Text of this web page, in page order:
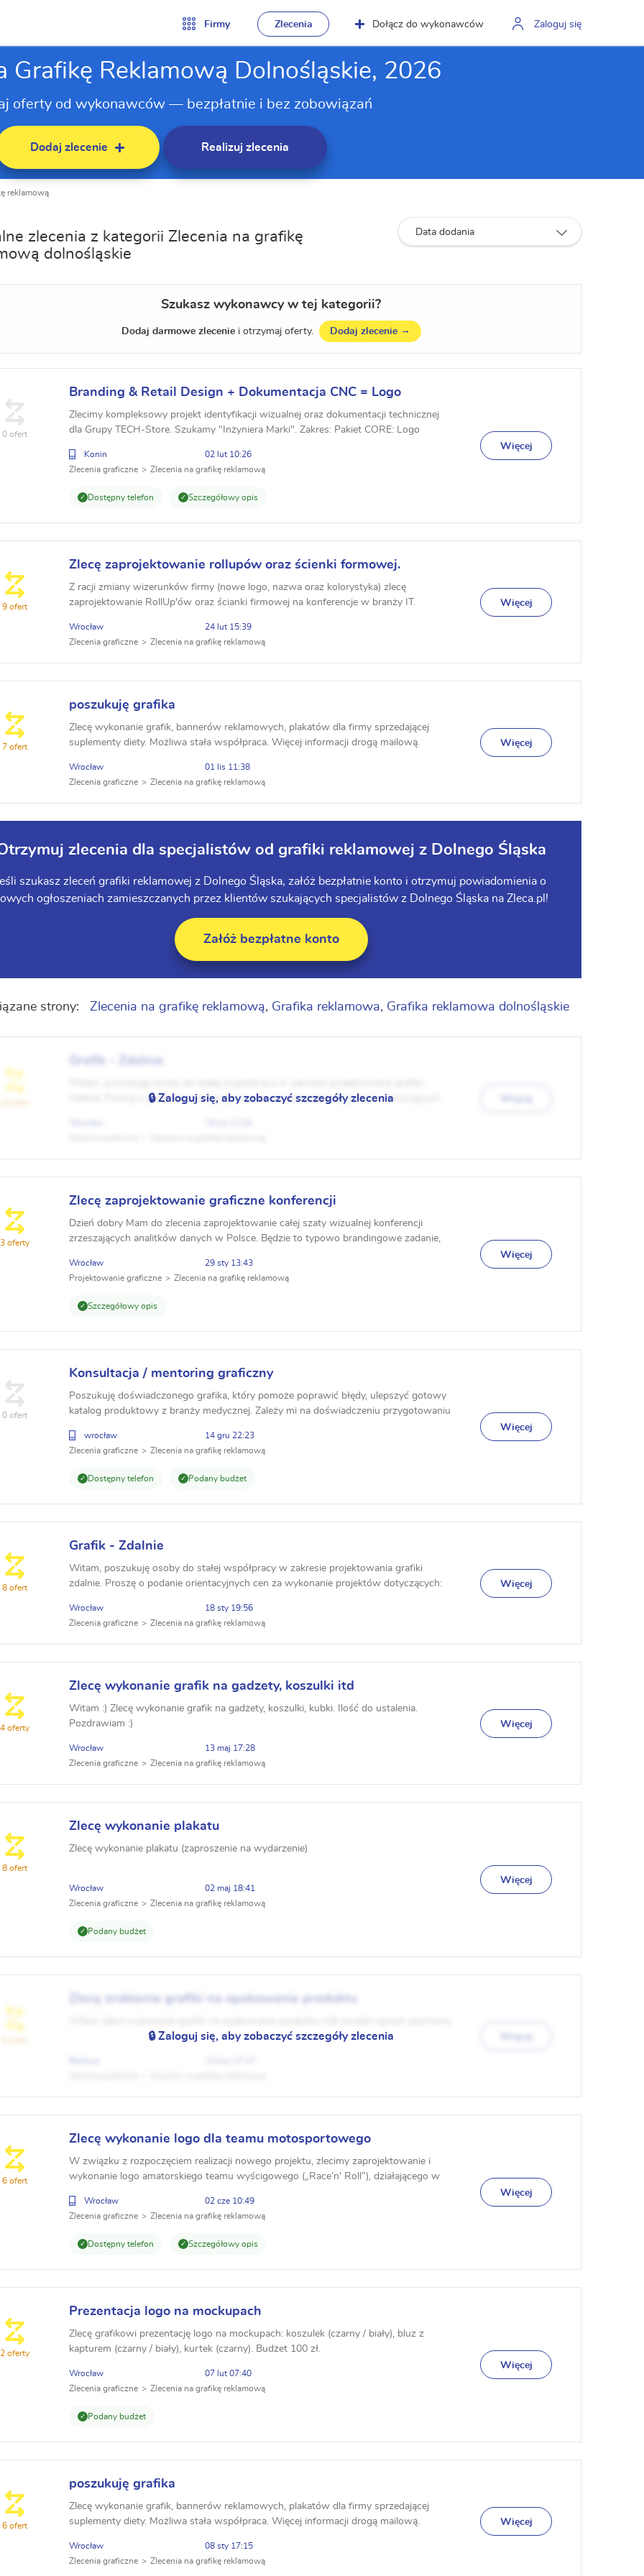
Firmy Zlecenia Dołącz do wykonawców Zaloguj się
Grafikę Reklamową Dolnośląskie, 2026
oferty od wykonawców — bezpłatnie i bez zobowiązań
Dodaj zlecenie Realizuj zlecenia
reklamową
Data dodania
zlecenia z kategorii Zlecenia na grafikę
dolnośląskie
Szukasz wykonawcy w tej kategorii?
Dodaj darmowe zleceniei otrzymaj oferty. Dodaj zlecenie →
Branding & Retail Design + Dokumentacja CNC = Logo
modułowe TECH-Store 4.0
Zlecimy kompleksowy projekt identyfikacji wizualnej oraz dokumentacji technicznej
dla Grupy TECH-Store. Szukamy "Inżyniera Marki". Zakres: Pakiet CORE: Logo
Konin
02 lut 10:26
Zlecenia graficzne
Zlecenia na grafikę reklamową
Dostępny telefon Szczegółowy opis
0 ofert
Więcej
Zlecę zaprojektowanie rollupów oraz ścienki formowej.
Z racji zmiany wizerunków firmy (nowe logo, nazwa oraz kolorystyka) zlecę
zaprojektowanie RollUp'ów oraz ścianki firmowej na konferencje w branży IT.
Wrocław
24 lut 15:39
Zlecenia graficzne
Zlecenia na grafikę reklamową
9 ofert Więcej
poszukuję grafika
Zlecę wykonanie grafik, bannerów reklamowych, plakatów dla firmy sprzedającej
suplementy diety. Możliwa stała współpraca. Więcej informacji drogą mailową.
Wrocław
01 lis 11:38
Zlecenia graficzne
Zlecenia na grafikę reklamową
7 ofert Więcej
zlecenia dla specjalistów od grafiki reklamowej z Dolnego Śląska
szukasz zleceń grafiki reklamowej z Dolnego Śląska, załóż bezpłatnie konto i otrzymuj powiadomienia o
ogłoszeniach zamieszczanych przez klientów szukających specjalistów z Dolnego Śląska na Zleca.pl!
Załóż bezpłatne konto
strony: Zlecenia na grafikę reklamową, Grafika reklamowa, Grafika reklamowa dolnośląskie
Grafik - Zdalnie
zdalnie. Proszę o podanie orientacyjnych cen za wykonanie projektów dotyczących:
🔒 Zaloguj się, aby zobaczyć szczegóły zlecenia
Zlecę zaprojektowanie graficzne konferencji
Dzień dobry Mam do zlecenia zaprojektowanie całej szaty wizualnej konferencji
zrzeszających analitków danych w Polsce. Będzie to typowo brandingowe zadanie,
Wrocław
29 sty 13:43
Projektowanie graficzne
Zlecenia na grafikę reklamową
Szczegółowy opis
3 oferty
Więcej
Konsultacja / mentoring graficzny
Poszukuję doświadczonego grafika, który pomoże poprawić błędy, ulepszyć gotowy
katalog produktowy z branży medycznej. Zależy mi na doświadczeniu przygotowaniu
wrocław
14 gru 22:23
Zlecenia graficzne
Zlecenia na grafikę reklamową
Dostępny telefon Podany budżet
0 ofert
Więcej
Grafik - Zdalnie
Witam, poszukuję osoby do stałej współpracy w zakresie projektowania grafiki
zdalnie. Proszę o podanie orientacyjnych cen za wykonanie projektów dotyczących:
Wrocław
18 sty 19:56
Zlecenia graficzne
Zlecenia na grafikę reklamową
8 ofert Więcej
Zlecę wykonanie grafik na gadzety, koszulki itd
Witam :) Zlecę wykonanie grafik na gadżety, koszulki, kubki. Ilość do ustalenia.
Pozdrawiam :)
Wrocław
13 maj 17:28
Zlecenia graficzne
Zlecenia na grafikę reklamową
4 oferty Więcej
Zlecę wykonanie plakatu
Zlecę wykonanie plakatu (zaproszenie na wydarzenie)
Wrocław
02 maj 18:41
Zlecenia graficzne
Zlecenia na grafikę reklamową
Podany budżet
8 ofert
Więcej
Zlecę zrobienie grafiki na opakowanie produktu
🔒 Zaloguj się, aby zobaczyć szczegóły zlecenia
Zlecę wykonanie logo dla teamu motosportowego
W związku z rozpoczęciem realizacji nowego projektu, zlecimy zaprojektowanie i
wykonanie logo amatorskiego teamu wyścigowego („Race’n' Roll”), działającego w
Wrocław
02 cze 10:49
Zlecenia graficzne
Zlecenia na grafikę reklamową
Dostępny telefon Szczegółowy opis
6 ofert
Więcej
Prezentacja logo na mockupach
Zlecę grafikowi prezentację logo na mockupach: koszulek (czarny / biały), bluz z
kapturem (czarny / biały), kurtek (czarny). Budżet 100 zł.
Wrocław
07 lut 07:40
Zlecenia graficzne
Zlecenia na grafikę reklamową
Podany budżet
2 oferty
Więcej
poszukuję grafika
Zlecę wykonanie grafik, bannerów reklamowych, plakatów dla firmy sprzedającej
suplementy diety. Możliwa stała współpraca. Więcej informacji drogą mailową.
Wrocław
08 sty 17:15
Zlecenia graficzne
Zlecenia na grafikę reklamową
6 ofert Więcej